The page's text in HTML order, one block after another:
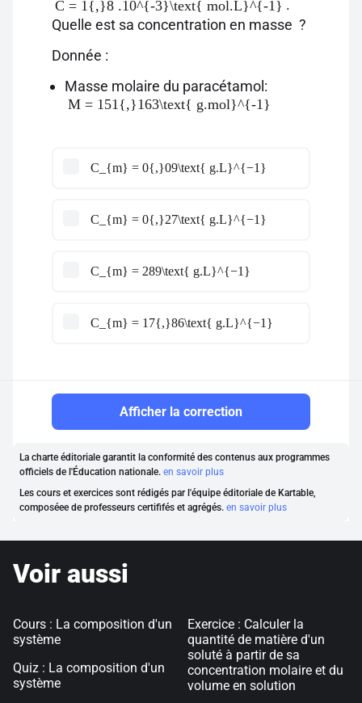
C = 1{,}8 .10^{-3}\text{ mol.L}^{-1} .
Quelle est sa concentration en masse ?
Donnée :
Masse molaire du paracétamol:
M = 151{,}163\text{ g.mol}^{-1}
C_{m} = 0{,}09\text{ g.L}^{−1}
C_{m} = 0{,}27\text{ g.L}^{−1}
C_{m} = 289\text{ g.L}^{−1}
C_{m} = 17{,}86\text{ g.L}^{−1}
Afficher la correction
La charte éditoriale garantit la conformité des contenus aux programmes
officiels de l'Éducation nationale. en savoir plus
Les cours et exercices sont rédigés par l'équipe éditoriale de Kartable,
composéee de professeurs certififés et agrégés. en savoir plus
Voir aussi
Cours : La composition d'un
système
Quiz : La composition d'un
système
Exercice : Calculer la
quantité de matière d'un
soluté à partir de sa
concentration molaire et du
volume en solution